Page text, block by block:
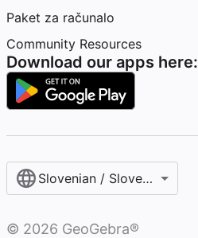
Paket za računalo
Community Resources
Download our apps here:
Slovenian / Slovenščina‎
© 2026 GeoGebra®